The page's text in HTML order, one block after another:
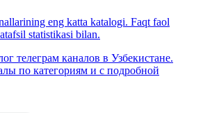
eng katta katalogi. Faqt faol
statistikasi bilan.
телеграм каналов в Узбекистане.
по категориям и с подробной